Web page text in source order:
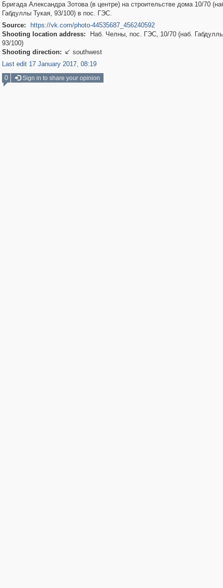
Бригада Александра Зотова (в центре) на строительстве дома 10/70
Габдуллы Тукая, 93/100) в пос. ГЭС.
Source:
https://vk.com/photo-44535687_456240592
Shooting location address:
Наб. Челны, пос. ГЭС, 10/70 (наб.
93/100)
Shooting direction:  southwest
Last edit 17 January 2017, 08:19
0
Sign in to share your opinion